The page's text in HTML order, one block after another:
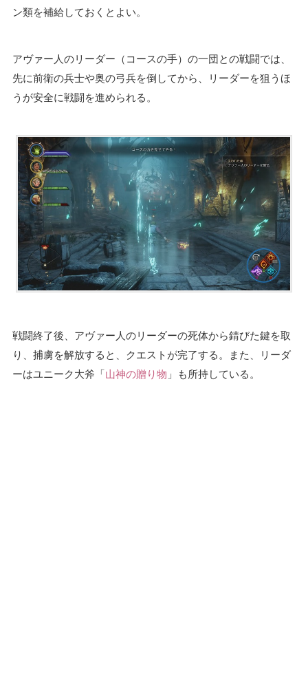
ン類を補給しておくとよい。
アヴァー人のリーダー（コースの手）の一団との戦闘では、
先に前衛の兵士や奥の弓兵を倒してから、リーダーを狙うほ
うが安全に戦闘を進められる。
戦闘終了後、アヴァー人のリーダーの死体から錆びた鍵を取
り、捕虜を解放すると、クエストが完了する。また、リーダ
ーはユニーク大斧「山神の贈り物 」も所持している。